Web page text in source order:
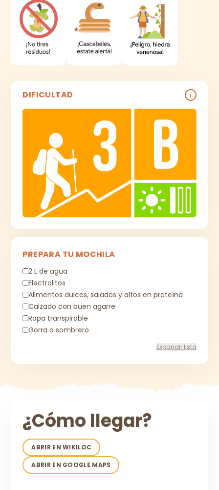
DIFICULTAD i
PREPARA TU MOCHILA
2 L de agua
Electrolitos
Alimentos dulces, salados y altos en proteína
Calzado con buen agarre
Ropa transpirable
Gorra o sombrero
Expandir lista
¿Cómo llegar?
ABRIR EN WIKILOC
ABRIR EN GOOGLE MAPS